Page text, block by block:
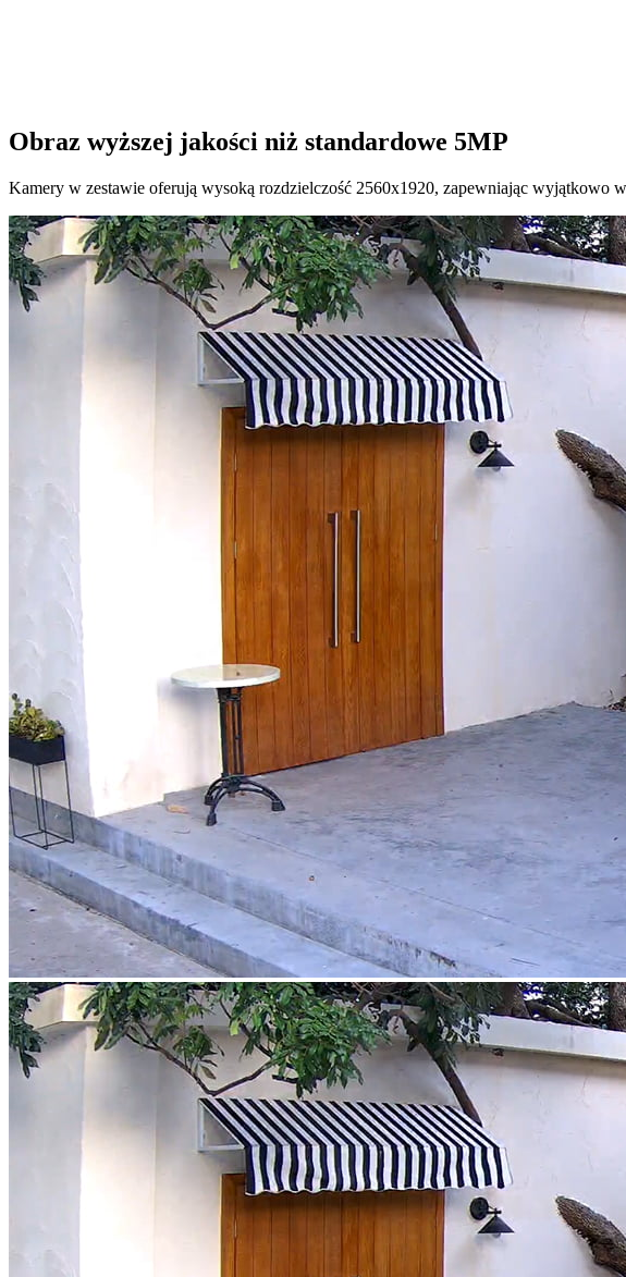
Obraz wyższej jakości niż standardowe 5MP
Kamery w zestawie oferują wysoką rozdzielczość 2560x1920, zapewniając wyjątkowo